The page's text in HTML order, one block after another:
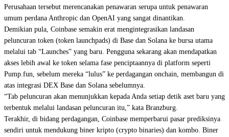
Perusahaan tersebut merencanakan penawaran serupa untuk penawaran
umum perdana Anthropic dan OpenAI yang sangat dinantikan.
Demikian pula, Coinbase semakin erat mengintegrasikan landasan
peluncuran token (token launchpads) di Base dan Solana ke bursa utama
melalui tab “Launches” yang baru. Pengguna sekarang akan mendapatkan
akses lebih awal ke token selama fase penciptaannya di platform seperti
Pump.fun, sebelum mereka “lulus” ke perdagangan onchain, membangun di
atas integrasi DEX Base dan Solana sebelumnya.
“Tab peluncuran akan menunjukkan kepada Anda setiap detik aset baru yang
terbentuk melalui landasan peluncuran itu,” kata Branzburg.
Terakhir, di bidang perdagangan, Coinbase memperbarui pasar prediksinya
sendiri untuk mendukung biner kripto (crypto binaries) dan kombo. Biner